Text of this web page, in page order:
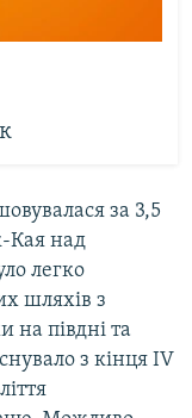
за 3,5
Кая над
легко
шляхів з
на півдні та
з кінця IV